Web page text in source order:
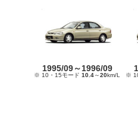
1995/09～1996/09
※ 10・15モード 10.4～20km/L ※